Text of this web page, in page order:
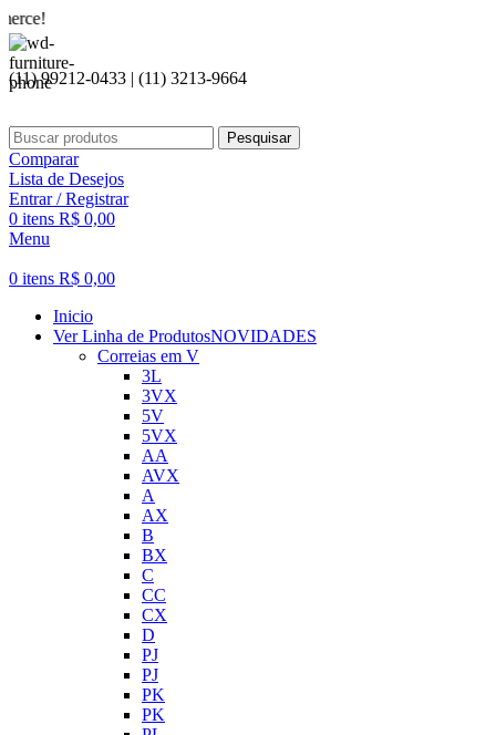
(11) 99212-0433 | (11) 3213-9664
Pesquisar
Comparar
Lista de Desejos
Entrar / Registrar
0 itens R$ 0,00
Menu
0 itens R$ 0,00
Inicio
Ver Linha de ProdutosNOVIDADES
Correias em V
3L
3VX
5V
5VX
AA
AVX
A
AX
B
BX
C
CC
CX
D
PJ
PJ
PK
PK